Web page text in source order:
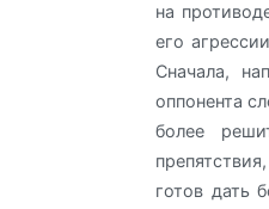
на
его
Сначала,
оппонента
более
готов дать